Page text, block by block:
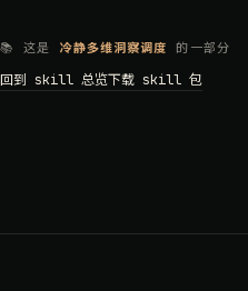
📚 这是 冷静多维洞察调度 的一部分
回到 skill 总览下载 skill 包